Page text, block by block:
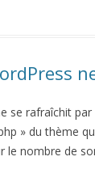
se rafraîchit
» du thème
le nombre de